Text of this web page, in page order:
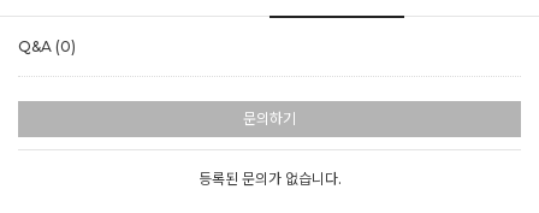
Q&A (0)
문의하기
등록된 문의가 없습니다.